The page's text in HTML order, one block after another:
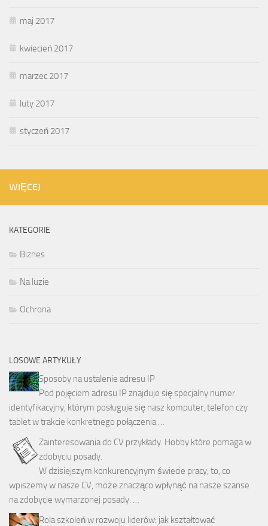
maj 2017
kwiecień 2017
marzec 2017
luty 2017
styczeń 2017
WIĘCEJ
KATEGORIE
Biznes
Na luzie
Ochrona
LOSOWE ARTYKUŁY
Sposoby na ustalenie adresu IP
Pod pojęciem adresu IP znajduje się specjalny numer
identyfikacyjny, którym posługuje się nasz komputer, telefon czy
tablet w trakcie konkretnego połączenia …
Zainteresowania do CV przykłady. Hobby które pomaga w
zdobyciu posady.
W dzisiejszym konkurencyjnym świecie pracy, to, co
wpiszemy w nasze CV, może znacząco wpłynąć na nasze szanse
na zdobycie wymarzonej posady. …
Rola szkoleń w rozwoju liderów: jak kształtować